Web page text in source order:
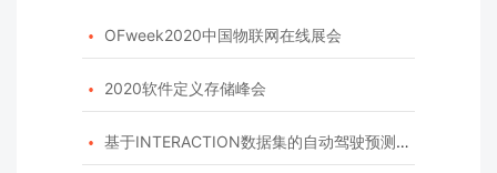
 OFweek2020中国物联网在线展会
 2020软件定义存储峰会
 基于INTERACTION数据集的自动驾驶预测模型挑战赛